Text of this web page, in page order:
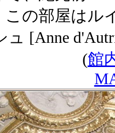
この部屋はル
ュ [Anne
(館